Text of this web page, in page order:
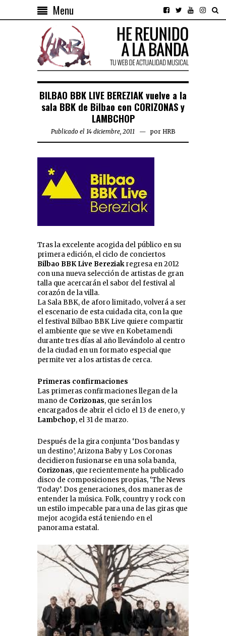
Menu
BILBAO BBK LIVE BEREZIAK vuelve a la
sala BBK de Bilbao con CORIZONAS y
LAMBCHOP
Publicado el 14 diciembre, 2011 por HRB
Tras la excelente acogida del público en su
primera edición, el ciclo de conciertos
Bilbao BBK Live Bereziakregresa en 2012
con una nueva selección de artistas de gran
talla que acercarán el sabor del festival al
corazón de la villa.
La Sala BBK, de aforo limitado, volverá a ser
el escenario de esta cuidada cita, con la que
el festival Bilbao BBK Live quiere compartir
el ambiente que se vive en Kobetamendi
durante tres días al año llevándolo al centro
de la ciudad en un formato especial que
permite ver a los artistas de cerca.
Primeras confirmaciones
Las primeras confirmaciones llegan de la
mano de Corizonas, que serán los
encargados de abrir el ciclo el 13 de enero, y
Lambchop, el 31 de marzo.
Después de la gira conjunta ‘Dos bandas y
un destino’, Arizona Baby y Los Coronas
decidieron fusionarse en una sola banda,
Corizonas, que recientemente ha publicado
disco de composiciones propias, ‘The News
Today’. Dos generaciones, dos maneras de
entender la música. Folk, country y rock con
un estilo impecable para una de las giras que
mejor acogida está teniendo en el
panorama estatal.